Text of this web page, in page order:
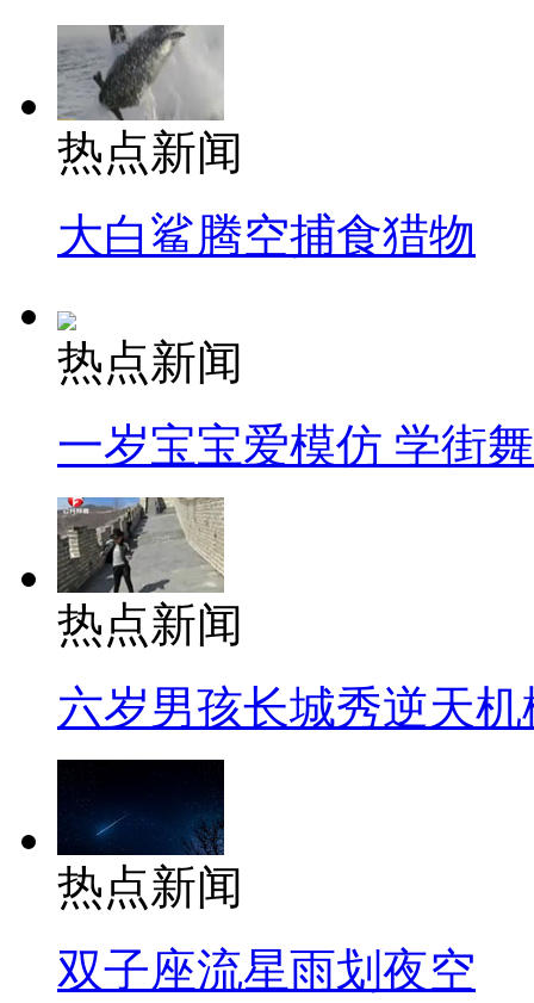
热点新闻
大白鲨腾空捕食猎物
热点新闻
一岁宝宝爱模仿 学街
热点新闻
六岁男孩长城秀逆天机
热点新闻
双子座流星雨划夜空